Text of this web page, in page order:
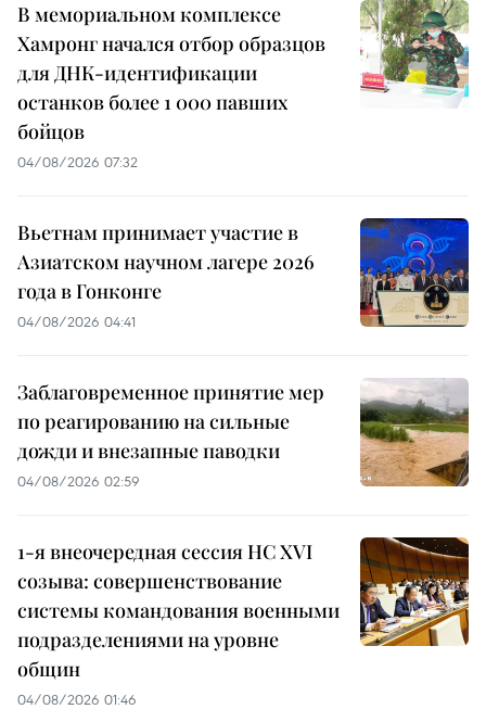
В мемориальном комплексе
Хамронг начался отбор образцов
для ДНК-идентификации
останков более 1 000 павших
бойцов
04/08/2026 07:32
Вьетнам принимает участие в
Азиатском научном лагере 2026
года в Гонконге
04/08/2026 04:41
Заблаговременное принятие мер
по реагированию на сильные
дожди и внезапные паводки
04/08/2026 02:59
1-я внеочередная сессия НС XVI
созыва: совершенствование
системы командования военными
подразделениями на уровне
общин
04/08/2026 01:46